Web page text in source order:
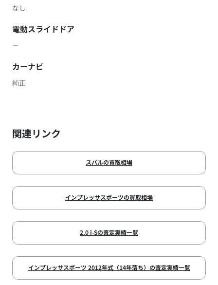
なし
電動スライドドア
－
カーナビ
純正
関連リンク
スバルの買取相場
インプレッサスポーツの買取相場
2.0 i-Sの査定実績一覧
インプレッサスポーツ 2012年式（14年落ち）の査定実績一覧